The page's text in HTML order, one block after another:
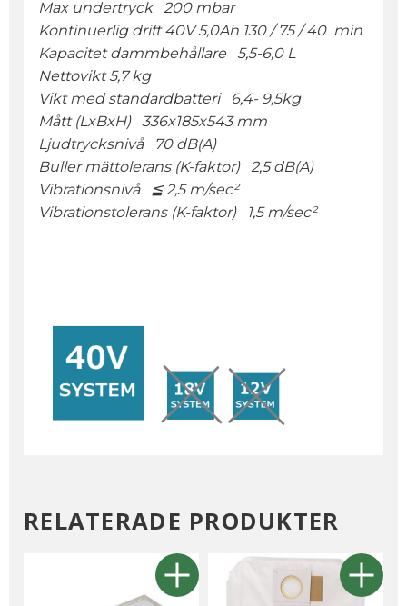
Max undertryck 200 mbar
Kontinuerlig drift 40V 5,0Ah 130 / 75 / 40 min
Kapacitet dammbehållare 5,5-6,0 L
Nettovikt 5,7 kg
Vikt med standardbatteri 6,4- 9,5kg
Mått (LxBxH) 336x185x543 mm
Ljudtrycksnivå 70 dB(A)
Buller mättolerans (K-faktor) 2,5 dB(A)
Vibrationsnivå ≦ 2,5 m/sec²
Vibrationstolerans (K-faktor) 1,5 m/sec²
RELATERADE PRODUKTER